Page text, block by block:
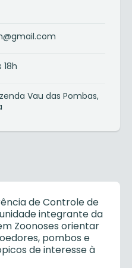
18h
Vau das Pombas,
de Controle de
integrante da
Zoonoses orientar
pombos e
de interesse à